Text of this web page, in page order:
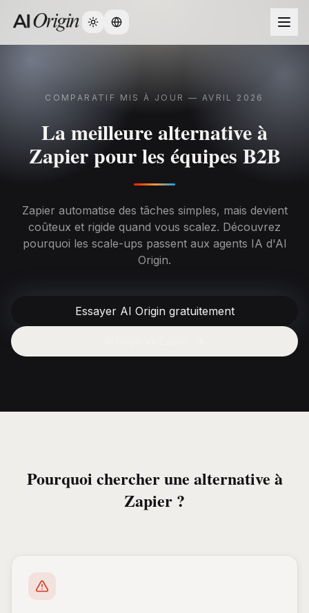
Change language
COMPARATIF MIS À JOUR — AVRIL 2026
La meilleure alternative à
Zapier pour les équipes B2B
Zapier automatise des tâches simples, mais devient
coûteux et rigide quand vous scalez. Découvrez
pourquoi les scale-ups passent aux agents IA d'AI
Origin.
Essayer AI Origin gratuitement
Pourquoi chercher une alternative à
Zapier ?